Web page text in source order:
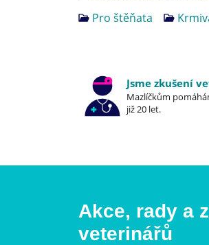
Pro štěňata
Jsme zkušení
Mazlíčkům
již 20 let.
Akce, rady a
veterinářů